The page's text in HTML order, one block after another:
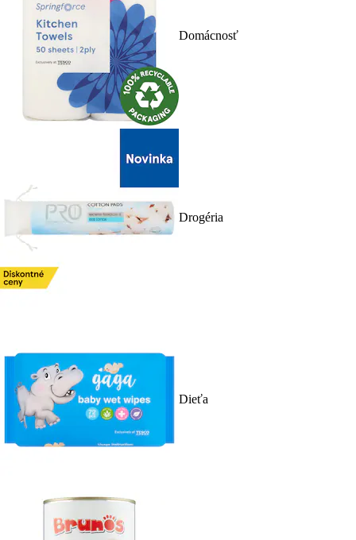
Domácnosť
Drogéria
Dieťa